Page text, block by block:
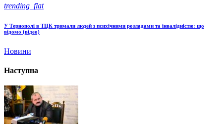
trending_flat
У Тернополі в ТЦК тримали людей з психічними розладами та інвалідністю: що
відомо (відео)
Новини
Наступна